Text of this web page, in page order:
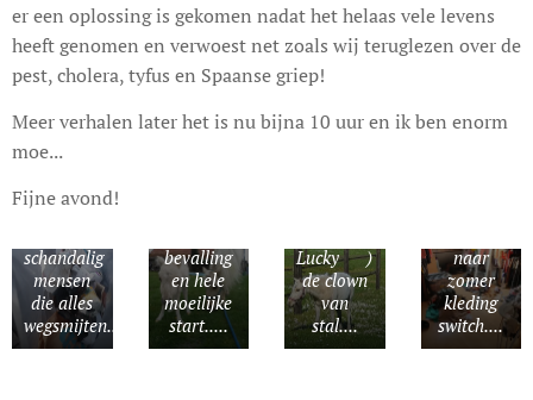
er een oplossing is gekomen nadat het helaas vele levens
heeft genomen en verwoest net zoals wij teruglezen over de
pest, cholera, tyfus en Spaanse griep!
Meer verhalen later het is nu bijna 10 uur en ik ben enorm
moe...
Fijne avond!
Opbrengst
rondje
schandalig
mensen
die alles
wegsmijten.....
Pasen
werd
bevalling
en hele
moeilijke
start.....
Lucky 💫)
de clown
van
stal....
naar
zomer
kleding
switch....
Een hels
karwei
voor mij